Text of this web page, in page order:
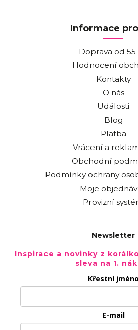
Informace
Doprava od 55
Hodnocení
Kontakty
O nás
Události
Blog
Platba
Vrácení a
Obchodní
Podmínky ochrany
Moje
Provizní
Newsletter
Inspirace a novinky z
sleva na 1.
Křestní jméno
E-mail